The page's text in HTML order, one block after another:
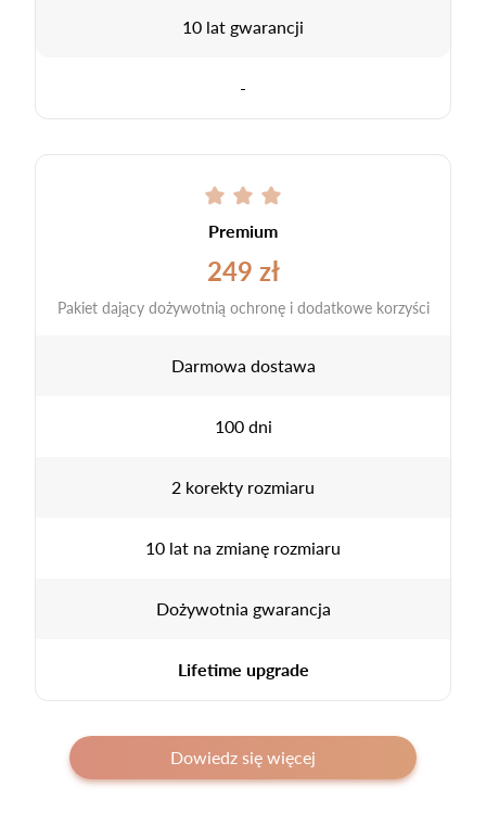
10 lat gwarancji
-
Premium
249 zł
Pakiet dający dożywotnią ochronę i dodatkowe korzyści
Darmowa dostawa
100 dni
2 korekty rozmiaru
10 lat na zmianę rozmiaru
Dożywotnia gwarancja
Lifetime upgrade
Dowiedz się więcej